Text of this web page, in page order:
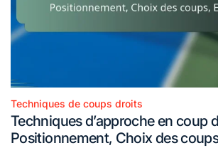
Posted
in
Techniques de coups droits
Techniques d’approche en coup
Positionnement, Choix des